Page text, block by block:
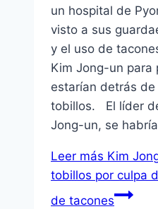
un hospital de
visto a sus
y el uso de
Kim Jong-un para
estarían detrás
tobillos. El líder
Jong-un, se
Leer más Kim
tobillos por culpa
de tacones